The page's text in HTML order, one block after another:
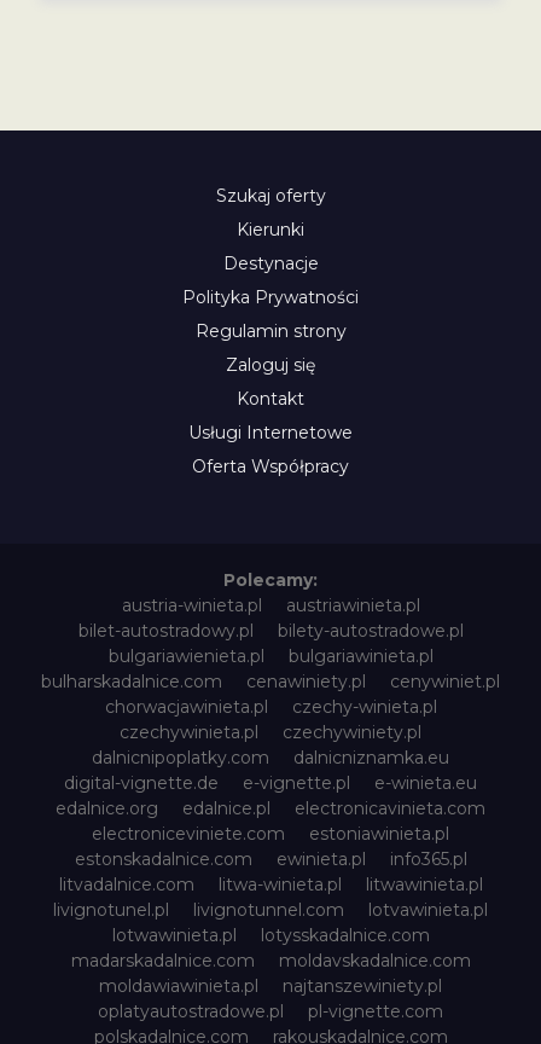
Szukaj oferty
Kierunki
Destynacje
Polityka Prywatności
Regulamin strony
Zaloguj się
Kontakt
Usługi Internetowe
Oferta Współpracy
Polecamy:
austria-winieta.pl
austriawinieta.pl
bilet-autostradowy.pl
bilety-autostradowe.pl
bulgariawienieta.pl
bulgariawinieta.pl
bulharskadalnice.com
cenawiniety.pl
cenywiniet.pl
chorwacjawinieta.pl
czechy-winieta.pl
czechywinieta.pl
czechywiniety.pl
dalnicnipoplatky.com
dalnicniznamka.eu
digital-vignette.de
e-vignette.pl
e-winieta.eu
edalnice.org
edalnice.pl
electronicavinieta.com
electroniceviniete.com
estoniawinieta.pl
estonskadalnice.com
ewinieta.pl
info365.pl
litvadalnice.com
litwa-winieta.pl
litwawinieta.pl
livignotunel.pl
livignotunnel.com
lotvawinieta.pl
lotwawinieta.pl
lotysskadalnice.com
madarskadalnice.com
moldavskadalnice.com
moldawiawinieta.pl
najtanszewiniety.pl
oplatyautostradowe.pl
pl-vignette.com
polskadalnice.com
rakouskadalnice.com